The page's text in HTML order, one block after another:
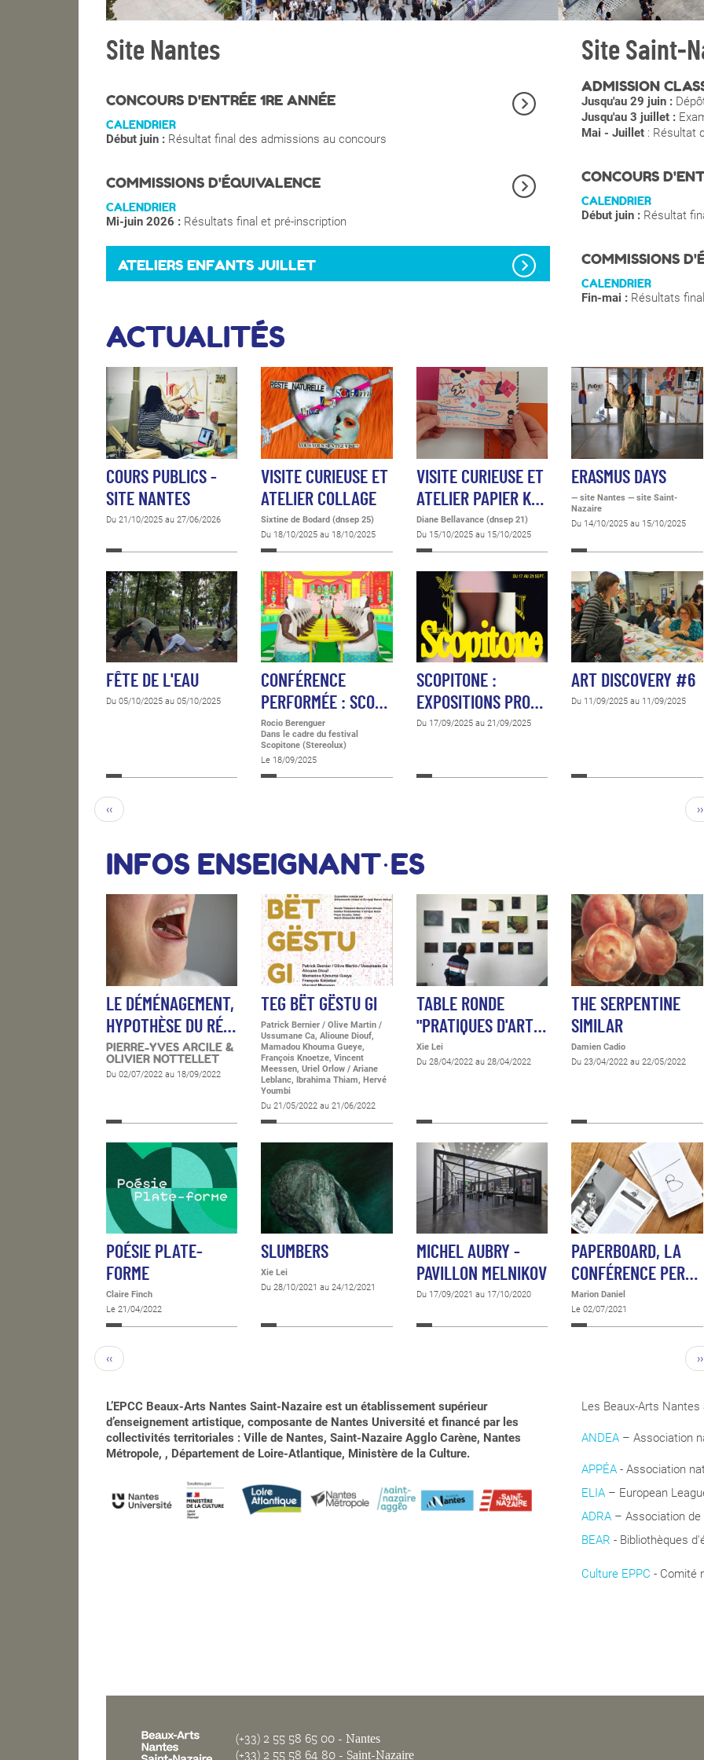
Site Nantes
CONCOURS D'ENTRÉE 1RE ANNÉE
CALENDRIER
Début juin : Résultat final des admissions au concours
COMMISSIONS D'ÉQUIVALENCE
CALENDRIER
Mi-juin 2026 : Résultats final et pré-inscription
ATELIERS ENFANTS JUILLET
Site Saint-
ADMISSION
Jusqu'au 29 juin :
Jusqu'au 3 juillet :
Mai - Juillet : Résultat
CONCOURS
CALENDRIER
Début juin : Résultat
COMMISSIONS
CALENDRIER
Fin-mai : Résultats
ACTUALITÉS
COURS PUBLICS -
SITE NANTES
Du 21/10/2025 au 27/06/2026
VISITE CURIEUSE ET
ATELIER COLLAGE
Sixtine de Bodard (dnsep 25)
Du 18/10/2025 au 18/10/2025
VISITE CURIEUSE ET
ATELIER PAPIER K…
Diane Bellavance (dnsep 21)
Du 15/10/2025 au 15/10/2025
ERASMUS DAYS
— site Nantes — site Saint-
Nazaire
Du 14/10/2025 au 15/10/2025
FÊTE DE L'EAU
Du 05/10/2025 au 05/10/2025
CONFÉRENCE
PERFORMÉE : SCO…
Rocio Berenguer
Dans le cadre du festival
Scopitone (Stereolux)
Le 18/09/2025
SCOPITONE :
EXPOSITIONS PRO…
Du 17/09/2025 au 21/09/2025
ART DISCOVERY #6
Du 11/09/2025 au 11/09/2025
‹‹ ››
INFOS ENSEIGNANT·ES
LE DÉMÉNAGEMENT,
HYPOTHÈSE DU RÉ…
PIERRE-YVES ARCILE &
OLIVIER NOTTELLET
Du 02/07/2022 au 18/09/2022
TEG BËT GËSTU GI
Patrick Bernier / Olive Martin /
Ussumane Ca, Alioune Diouf,
Mamadou Khouma Gueye,
François Knoetze, Vincent
Meessen, Uriel Orlow / Ariane
Leblanc, Ibrahima Thiam, Hervé
Youmbi
Du 21/05/2022 au 21/06/2022
TABLE RONDE
"PRATIQUES D'ART…
Xie Lei
Du 28/04/2022 au 28/04/2022
THE SERPENTINE
SIMILAR
Damien Cadio
Du 23/04/2022 au 22/05/2022
POÉSIE PLATE-
FORME
Claire Finch
Le 21/04/2022
SLUMBERS
Xie Lei
Du 28/10/2021 au 24/12/2021
MICHEL AUBRY -
PAVILLON MELNIKOV
Du 17/09/2021 au 17/10/2020
PAPERBOARD, LA
CONFÉRENCE PER…
Marion Daniel
Le 02/07/2021
‹‹ ››
L’EPCC Beaux-Arts Nantes Saint-Nazaire est un établissement supérieur
d’enseignement artistique, composante de Nantes Université et financé par les
collectivités territoriales : Ville de Nantes, Saint-Nazaire Agglo Carène, Nantes
Métropole, , Département de Loire-Atlantique, Ministère de la Culture.
Les Beaux-Arts
ANDEA – Association
APPÉA - Association
ELIA – European
ADRA – Association
BEAR - Bibliothèques
Culture EPPC - Comité
(+33) 2 55 58 65 00 - Nantes
(+33) 2 55 58 64 80 - Saint-Nazaire